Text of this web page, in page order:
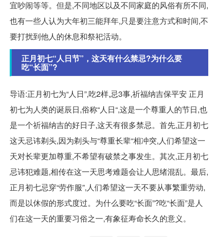
宜吵闹等等。但是,不同地区以及不同家庭的风俗有所不同,
也有一些人认为大年初三能拜年,只是要注意方式和时间,不
要打扰到他人的休息和祭祀活动。
正月初七“人日节”，这天有什么禁忌?为什么要
吃“长面”?
导语:正月初七为“人日”,吃2样,忌3事,祈福纳吉保平安 正月
初七为人类的诞辰日,俗称“人日“,这是一个尊重人的节日,也
是一个祈福纳吉的好日子,这天有很多禁忌。首先,正月初七
这天忌讳剃头,因为剃头与“尊重长辈“相冲突,人们希望这一
天对长辈更加尊重,不希望有破禁之事发生。其次,正月初七
忌讳犯难题,相传在这一天思考难题会让人思绪混乱。最后,
正月初七忌穿“劳作服”,人们希望这一天不要从事繁重劳动,
而是以休假的形式度过。为什么要吃“长面”?吃“长面”是人
们在这一天的重要习俗之一,有象征寿命长久的意义。